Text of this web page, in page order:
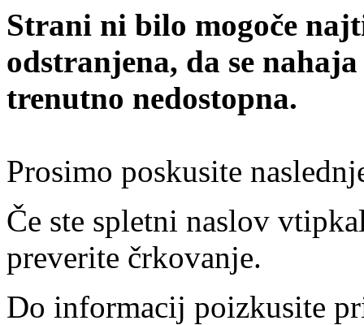
Strani ni bilo mogoče
odstranjena, da se
trenutno nedostopna.
Prosimo poskusite
Če ste spletni naslov
preverite črkovanje.
Do informacij poizkusite